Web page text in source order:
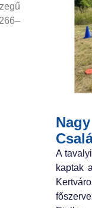
A
kaptak